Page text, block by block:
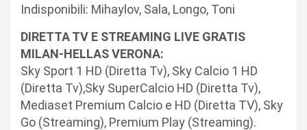
Indisponibili: Mihaylov, Sala, Longo, Toni
DIRETTA TV E STREAMING LIVE GRATIS
MILAN-HELLAS VERONA:
Sky Sport 1 HD (Diretta Tv), Sky Calcio 1 HD
(Diretta Tv),Sky SuperCalcio HD (Diretta Tv),
Mediaset Premium Calcio e HD (Diretta TV), Sky
Go (Streaming), Premium Play (Streaming).